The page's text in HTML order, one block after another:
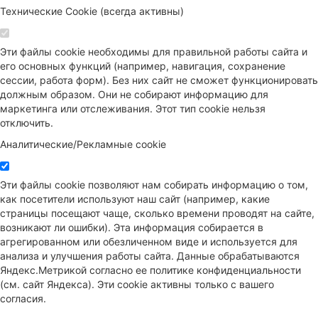
Технические Cookie (всегда активны)
Эти файлы cookie необходимы для правильной работы сайта и
его основных функций (например, навигация, сохранение
сессии, работа форм). Без них сайт не сможет функционировать
должным образом. Они не собирают информацию для
маркетинга или отслеживания. Этот тип cookie нельзя
отключить.
Аналитические/Рекламные cookie
Эти файлы cookie позволяют нам собирать информацию о том,
как посетители используют наш сайт (например, какие
страницы посещают чаще, сколько времени проводят на сайте,
возникают ли ошибки). Эта информация собирается в
агрегированном или обезличенном виде и используется для
анализа и улучшения работы сайта. Данные обрабатываются
Яндекс.Метрикой согласно ее политике конфиденциальности
(см. сайт Яндекса). Эти cookie активны только с вашего
согласия.